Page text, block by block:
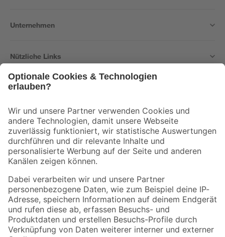
Unternehmen
Nützliche Links
Der toom Newsletter: Keine Angebote und Aktionen mehr verpassen!
Zur Newsletter Anmeldung
Folge uns
Zahlungsarten Versandarten